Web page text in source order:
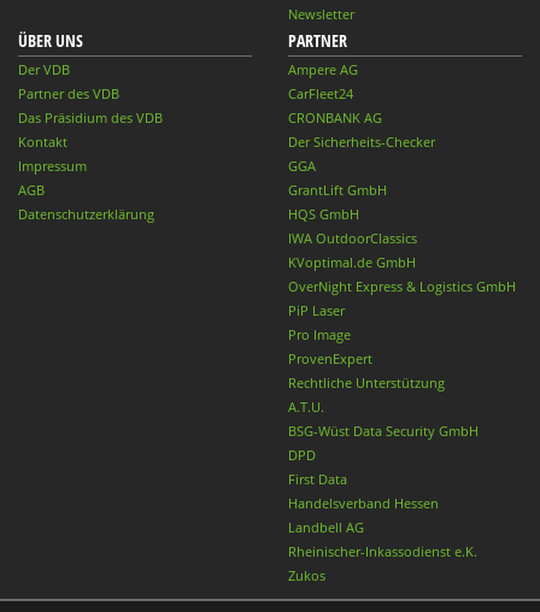
Newsletter
ÜBER UNS
Der VDB
Partner des VDB
Das Präsidium des VDB
Kontakt
Impressum
AGB
Datenschutzerklärung
PARTNER
Ampere AG
CarFleet24
CRONBANK AG
Der Sicherheits-Checker
GGA
GrantLift GmbH
HQS GmbH
IWA OutdoorClassics
KVoptimal.de GmbH
OverNight Express & Logistics GmbH
PiP Laser
Pro Image
ProvenExpert
Rechtliche Unterstützung
A.T.U.
BSG-Wüst Data Security GmbH
DPD
First Data
Handelsverband Hessen
Landbell AG
Rheinischer-Inkassodienst e.K.
Zukos